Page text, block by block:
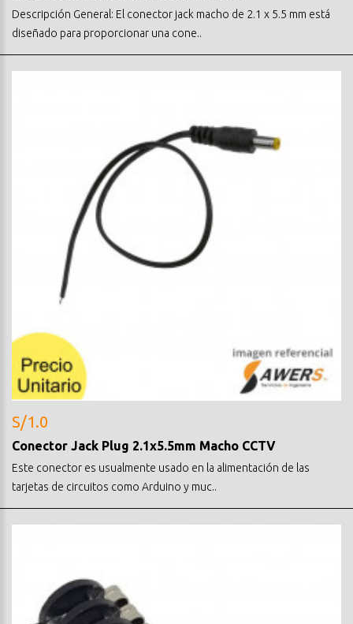
Descripción General: El conector jack macho de 2.1 x 5.5 mm está
diseñado para proporcionar una cone..
S/1.0
Conector Jack Plug 2.1x5.5mm Macho CCTV
Este conector es usualmente usado en la alimentación de las
tarjetas de circuitos como Arduino y muc..